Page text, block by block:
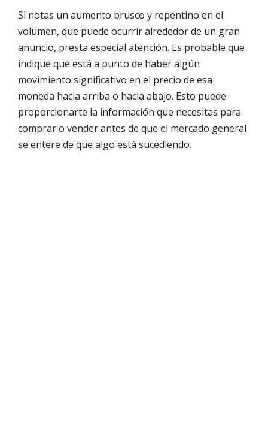
Si notas un aumento brusco y repentino en el
volumen, que puede ocurrir alrededor de un gran
anuncio, presta especial atención. Es probable que
indique que está a punto de haber algún
movimiento significativo en el precio de esa
moneda hacia arriba o hacia abajo. Esto puede
proporcionarte la información que necesitas para
comprar o vender antes de que el mercado general
se entere de que algo está sucediendo.